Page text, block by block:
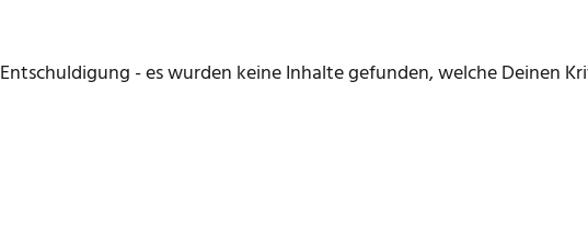
Entschuldigung - es wurden keine Inhalte gefunden, welche Deinen